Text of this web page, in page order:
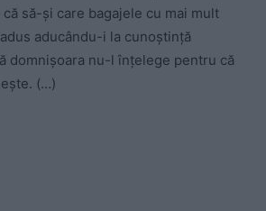
să-și care bagajele cu mai mult
aducându-i la cunoștință
domnișoara nu-l înțelege pentru că
(…)